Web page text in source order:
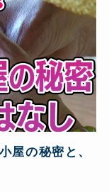
屋の秘密と、